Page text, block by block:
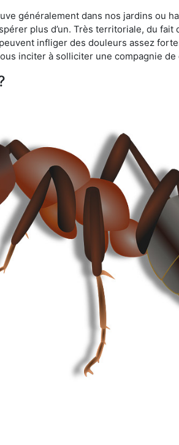
généralement dans nos jardins ou
plus d’un. Très territoriale, du
infliger des douleurs assez
inciter à solliciter une compagnie de